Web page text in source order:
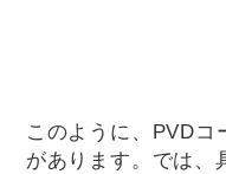
このように、PVDコ
があります。では、